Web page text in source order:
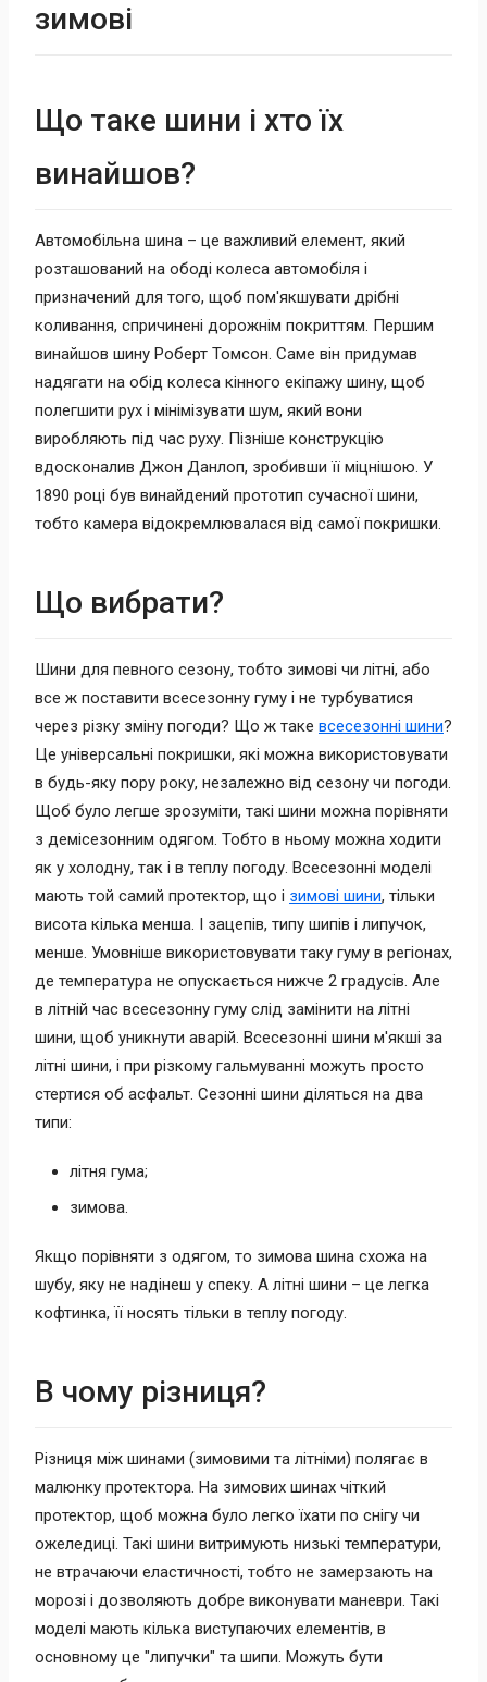
зимові
Що таке шини і хто їх
винайшов?
Автомобільна шина – це важливий елемент, який
розташований на ободі колеса автомобіля і
призначений для того, щоб пом'якшувати дрібні
коливання, спричинені дорожнім покриттям. Першим
винайшов шину Роберт Томсон. Саме він придумав
надягати на обід колеса кінного екіпажу шину, щоб
полегшити рух і мінімізувати шум, який вони
виробляють під час руху. Пізніше конструкцію
вдосконалив Джон Данлоп, зробивши її міцнішою. У
1890 році був винайдений прототип сучасної шини,
тобто камера відокремлювалася від самої покришки.
Що вибрати?
Шини для певного сезону, тобто зимові чи літні, або
все ж поставити всесезонну гуму і не турбуватися
через різку зміну погоди? Що ж таке всесезонні шини?
Це універсальні покришки, які можна використовувати
в будь-яку пору року, незалежно від сезону чи погоди.
Щоб було легше зрозуміти, такі шини можна порівняти
з демісезонним одягом. Тобто в ньому можна ходити
як у холодну, так і в теплу погоду. Всесезонні моделі
мають той самий протектор, що і зимові шини, тільки
висота кілька менша. І зацепів, типу шипів і липучок,
менше. Умовніше використовувати таку гуму в регіонах,
де температура не опускається нижче 2 градусів. Але
в літній час всесезонну гуму слід замінити на літні
шини, щоб уникнути аварій. Всесезонні шини м'якші за
літні шини, і при різкому гальмуванні можуть просто
стертися об асфальт. Сезонні шини діляться на два
типи:
літня гума;
зимова.
Якщо порівняти з одягом, то зимова шина схожа на
шубу, яку не надінеш у спеку. А літні шини – це легка
кофтинка, її носять тільки в теплу погоду.
В чому різниця?
Різниця між шинами (зимовими та літніми) полягає в
малюнку протектора. На зимових шинах чіткий
протектор, щоб можна було легко їхати по снігу чи
ожеледиці. Такі шини витримують низькі температури,
не втрачаючи еластичності, тобто не замерзають на
морозі і дозволяють добре виконувати маневри. Такі
моделі мають кілька виступаючих елементів, в
основному це "липучки" та шипи. Можуть бути